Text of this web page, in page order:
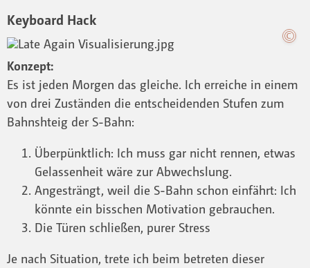
Keyboard Hack
Konzept:
Es ist jeden Morgen das gleiche. Ich erreiche in einem
von drei Zuständen die entscheidenden Stufen zum
Bahnshteig der S-Bahn:
Überpünktlich: Ich muss gar nicht rennen, etwas
Gelassenheit wäre zur Abwechslung.
Angesträngt, weil die S-Bahn schon einfährt: Ich
könnte ein bisschen Motivation gebrauchen.
Die Türen schließen, purer Stress
Je nach Situation, trete ich beim betreten dieser